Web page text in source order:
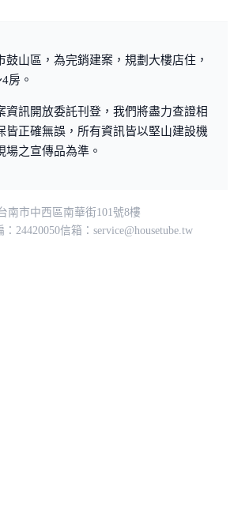
鼓山區，為完銷建案，規劃大樓店住，
房。
資訊開放委託刊登，我們將盡力查證相
皆正確無誤，所有資訊皆以堅山建設機
場之宣傳品為準。
南市中西區南華街101號8樓
：24420050信箱： service@housetube.tw